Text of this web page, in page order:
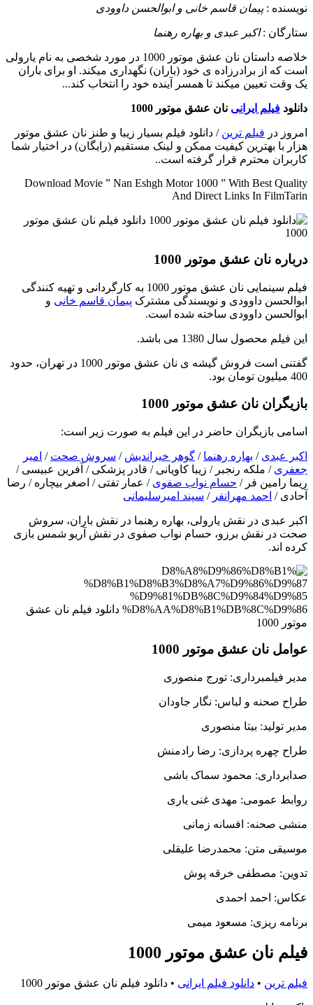
نويسنده :پیمان قاسم خانی و ابوالحسن داوودی
ستارگان :اکبر عبدی و بهاره رهنما
خلاصه داستان
نان عشق موتور 1000 در مورد شخصی به نام یارولی
است که از برادرزاده ی خود (باران) نگهداری میکند. او برای باران
یک وقت تعیین میکند تا همسر آینده خود را انتخاب کند...
دانلود فیلم ایرانی نان عشق موتور 1000
امروز در فیلم ترین / دانلود فیلم بسیار زیبا و طنز نان عشق موتور
هزار با بهترین کیفیت ممکن و لینک مستقیم (رایگان) در اختیار شما
کاربران محترم قرار گرفته است..
Download Movie ” Nan Eshgh Motor 1000 ” With Best Quality
And Direct Links In FilmTarin
درباره نان عشق موتور 1000
فیلم سینمایی نان عشق موتور 1000 به کارگردانی و تهیه کنندگی
ابوالحسن داوودی و نویسندگی مشترک پیمان قاسم خانی و
ابوالحسن داوودی ساخته شده است.
این فیلم محصول سال 1380 می باشد.
گفتنی است فروش گیشه ی نان عشق موتور 1000 در تهران، حدود
400 میلیون تومان بود.
بازیگران نان عشق موتور 1000
اسامی بازیگران حاضر در این فیلم به صورت زیر است:
اکبر عبدی / بهاره رهنما / گوهر خیراندیش / سروش صحت / امیر
جعفری / ملکه رنجبر / زیبا کاویانی / قادر پزشکی / آفرین عبیسی /
ریما رامین فر / حسام نواب صفوی / عمار تفتی / اصغر بیچاره / رضا
آحادی / احمد مهرانفر / سپند امیرسلیمانی
اکبر عبدی در نقش یارولی، بهاره رهنما در نقش باران، سروش
صحت در نقش برزو، حسام نواب صفوی در نقش آریو شمس بازی
کرده اند.
عوامل نان عشق موتور 1000
مدیر فیلمبرداری: تورج منصوری
طراح صحنه و لباس: نگار جاودان
مدیر تولید: بیتا منصوری
طراح چهره پردازی: رضا رادمنش
صدابرداری: محمود سماک باشی
روابط عمومی: مهدی غنی یاری
منشی صحنه: افسانه زمانی
موسیقی متن: محمدرضا علیقلی
تدوین: مصطفی خرقه پوش
عکاس: احمد احمدی
برنامه ریزی: مسعود میمی
فیلم نان عشق موتور 1000
فیلم ترین • دانلود فیلم ایرانی • دانلود فیلم نان عشق موتور 1000